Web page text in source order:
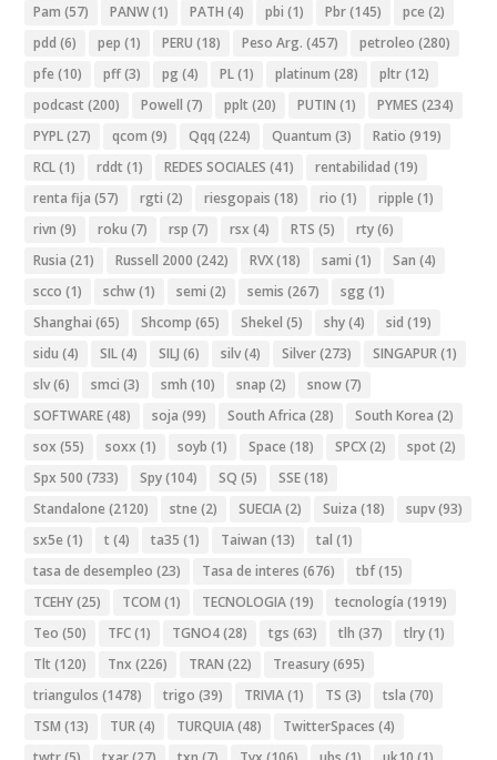
Pam (57) PANW(1) PATH (4) pbi (1) Pbr(145) pce (2)
pdd (6) pep (1) PERU (18) Peso Arg. (457) petroleo (280)
pfe (10) pff(3) pg (4) PL(1) platinum (28) pltr(12)
podcast (200) Powell (7) pplt (20) PUTIN (1) PYMES (234)
PYPL(27) qcom (9) Qqq (224) Quantum (3) Ratio (919)
RCL(1) rddt (1) REDES SOCIALES (41) rentabilidad (19)
renta fija (57) rgti (2) riesgopais (18) rio (1) ripple (1)
rivn (9) roku (7) rsp (7) rsx (4) RTS (5) rty(6)
Rusia (21) Russell 2000 (242) RVX(18) sami (1) San (4)
scco (1) schw(1) semi (2) semis (267) sgg (1)
Shanghai (65) Shcomp (65) Shekel (5) shy(4) sid (19)
sidu (4) SIL(4) SILJ (6) silv(4) Silver(273) SINGAPUR(1)
slv(6) smci (3) smh (10) snap (2) snow(7)
SOFTWARE(48) soja (99) South Africa (28) South Korea (2)
sox (55) soxx (1) soyb (1) Space (18) SPCX(2) spot (2)
Spx 500 (733) Spy(104) SQ (5) SSE(18)
Standalone (2120) stne (2) SUECIA(2) Suiza (18) supv(93)
sx5e (1) t (4) ta35 (1) Taiwan (13) tal (1)
tasa de desempleo (23) Tasa de interes (676) tbf(15)
TCEHY(25) TCOM (1) TECNOLOGIA(19) tecnología (1919)
Teo (50) TFC(1) TGNO4(28) tgs (63) tlh (37) tlry(1)
Tlt (120) Tnx (226) TRAN (22) Treasury(695)
triangulos (1478) trigo (39) TRIVIA(1) TS (3) tsla (70)
TSM (13) TUR(4) TURQUIA(48) TwitterSpaces (4)